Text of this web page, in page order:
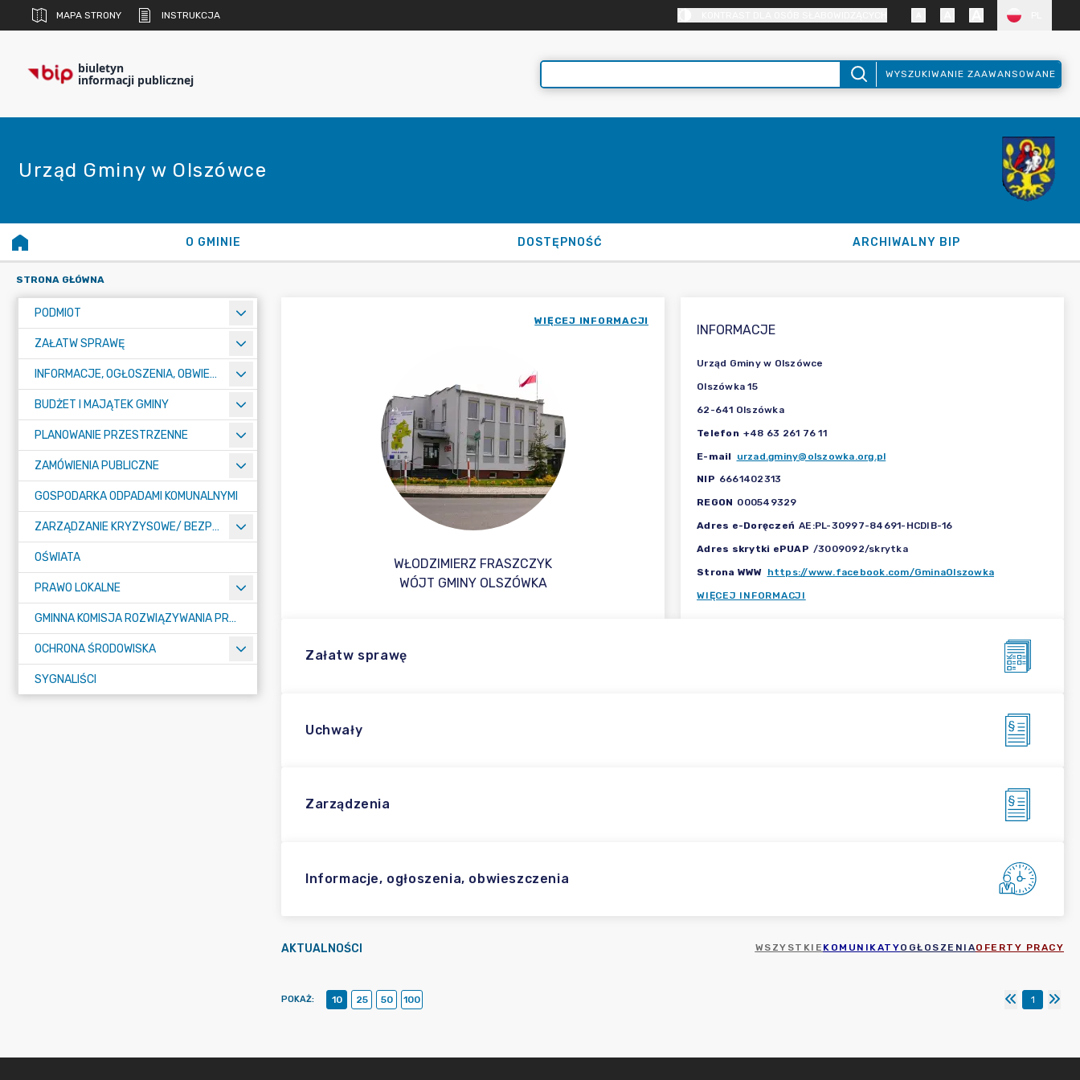
MAPA STRONY INSTRUKCJA
biuletyn
informacji publicznej WYSZUKIWANIE ZAAWANSOWANE
Urząd Gminy w Olszówce
O GMINIE DOSTĘPNOŚĆ ARCHIWALNY BIP
STRONA GŁÓWNA
PODMIOT
ZAŁATW SPRAWĘ
INFORMACJE, OGŁOSZENIA, OBWIESZCZENIA
BUDŻET I MAJĄTEK GMINY
PLANOWANIE PRZESTRZENNE
ZAMÓWIENIA PUBLICZNE
GOSPODARKA ODPADAMI KOMUNALNYMI
ZARZĄDZANIE KRYZYSOWE/ BEZPIECZEŃSTWO PUBLICZNE
OŚWIATA
PRAWO LOKALNE
GMINNA KOMISJA ROZWIĄZYWANIA PROBLEMÓW ALKOHOLOWYCH
OCHRONA ŚRODOWISKA
SYGNALIŚCI
WŁODZIMIERZ FRASZCZYK
WIĘCEJ INFORMACJI
WÓJT GMINY OLSZÓWKA
INFORMACJE
Urząd Gminy w Olszówce
Olszówka 15
62-641 Olszówka
Telefon +48 63 261 76 11
E-mail urzad.gminy@olszowka.org.pl
NIP 6661402313
REGON 000549329
Adres e-Doręczeń AE:PL-30997-84691-HCDIB-16
Adres skrytki ePUAP /3009092/skrytka
Strona WWW https://www.facebook.com/GminaOlszowka
WIĘCEJ INFORMACJI
Załatw sprawę
Uchwały
Zarządzenia
Informacje, ogłoszenia, obwieszczenia
AKTUALNOŚCI WSZYSTKIE KOMUNIKATYOGŁOSZENIAOFERTY PRACY
POKAŻ: 10 25 50 100 1